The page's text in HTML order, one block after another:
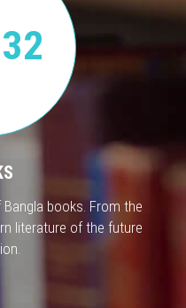
books. From the
literature of the future